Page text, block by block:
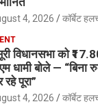
4, 2026 कॉर्बेट
विधानसभा को
धामी बोले — “बिना
पूरा”
4, 2026 कॉर्बेट